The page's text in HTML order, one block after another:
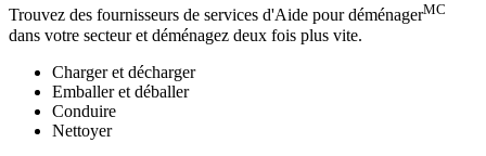
Trouvez des fournisseurs de services d'Aide pour déménagerMC
dans votre secteur et déménagez deux fois plus vite.
Charger et décharger
Emballer et déballer
Conduire
Nettoyer